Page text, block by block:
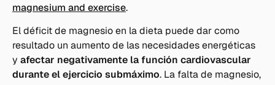
magnesium and exercise.
El déficit de magnesio en la dieta puede dar como
resultado un aumento de las necesidades energéticas
y afectar negativamente la función cardiovascular
durante el ejercicio submáximo. La falta de magnesio,